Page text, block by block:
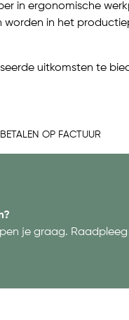
in ergonomische
in het
uitkomsten te
BETALEN OP FACTUUR
je graag.